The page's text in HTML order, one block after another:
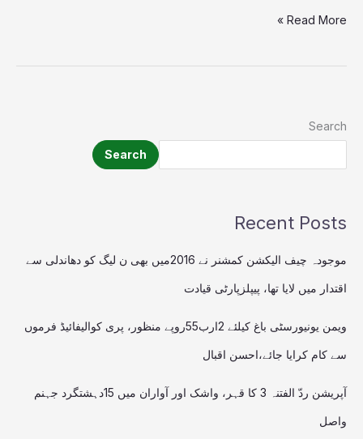
Read More »
Search
Search
Recent Posts
موجودہ چیف الیکشن کمشنر نے 2016میں بھی ن لیگ کو دھاندلی سے
اقتدار میں لایا تھا، پیپلزپارٹی قیادت
ویمن یونیورسٹی باغ کیلئے 2ارب55روپے منظور، پری کوالیفائیڈ فرموں
سے کام کرایا جائے،احسن اقبال
آپریشن ردّ الفتنہ 3 کا قہر، واشک اور آواران میں 15دہشتگرد جہنم
واصل